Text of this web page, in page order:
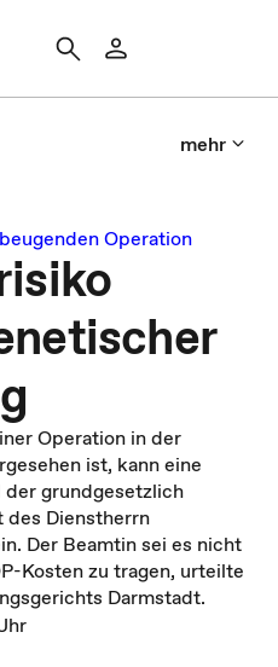
mehr
Operation
Operation in der
ist, kann eine
der grundgesetzlich
Dienstherrn
Der Beamtin sei es nicht
Kosten zu tragen, urteilte
Darmstadt.